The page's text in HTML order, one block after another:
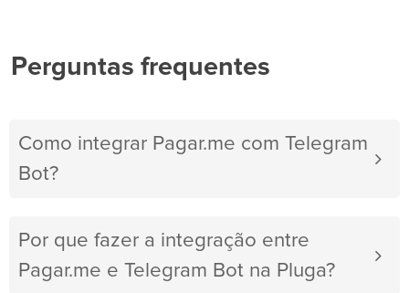
Perguntas frequentes
Como integrar Pagar.me com Telegram
Bot?
Por que fazer a integração entre
Pagar.me e Telegram Bot na Pluga?